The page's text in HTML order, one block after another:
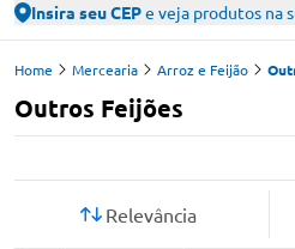
Insira seu CEPe veja produtos na
Home Mercearia Arroz e Feijão
Outros Feijões
Relevância